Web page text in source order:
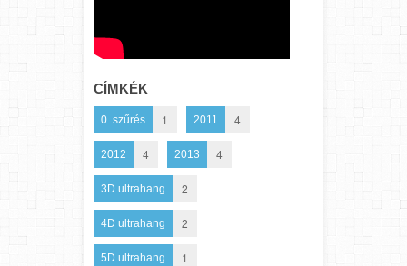
CÍMKÉK
0. szűrés 1 2011 4
2012 4 2013 4
3D ultrahang 2
4D ultrahang 2
5D ultrahang 1